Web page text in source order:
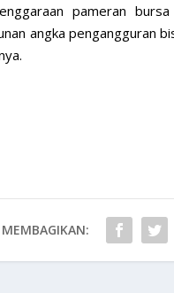
pameran
angka pengangguran
MEMBAGIKAN: